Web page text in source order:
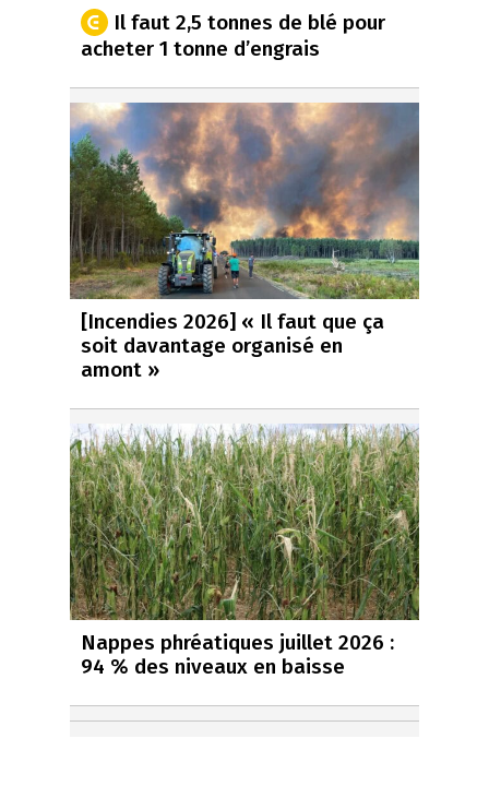
Il faut 2,5 tonnes de blé pour
acheter 1 tonne d’engrais
[Incendies 2026] « Il faut que ça
soit davantage organisé en
amont »
Nappes phréatiques juillet 2026 :
94 % des niveaux en baisse